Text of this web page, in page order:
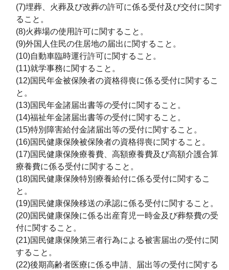
(7)埋葬、火葬及び改葬の許可に係る受付及び交付に関す
ること。
(8)火葬場の使用許可に関すること。
(9)外国人住民の住居地の届出に関すること。
(10)自動車臨時運行許可に関すること。
(11)就学事務に関すること。
(12)国民年金被保険者の資格得喪に係る受付に関するこ
と。
(13)国民年金諸届出書等の受付に関すること。
(14)福祉年金諸届出書等の受付に関すること。
(15)特別障害給付金諸届出等の受付に関すること。
(16)国民健康保険被保険者の資格得喪に関すること。
(17)国民健康保険療養費、高額療養費及び高額介護合算
療養費に係る受付に関すること。
(18)国民健康保険特別療養給付に係る受付に関するこ
と。
(19)国民健康保険移送の承認に係る受付に関すること。
(20)国民健康保険に係る出産育児一時金及び葬祭費の受
付に関すること。
(21)国民健康保険第三者行為による被害届出の受付に関
すること。
(22)後期高齢者医療に係る申請、届出等の受付に関する